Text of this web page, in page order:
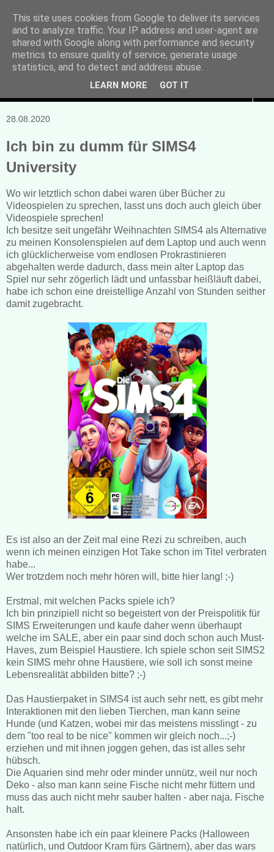
Manuela Sonntag
Bücher, Blogs & mehr
28.08.2020
Ich bin zu dumm für SIMS4
University
Wo wir letztlich schon dabei waren über Bücher zu
Videospielen zu sprechen, lasst uns doch auch gleich über
Videospiele sprechen!
Ich besitze seit ungefähr Weihnachten SIMS4 als Alternative
zu meinen Konsolenspielen auf dem Laptop und auch wenn
ich glücklicherweise vom endlosen Prokrastinieren
abgehalten werde dadurch, dass mein alter Laptop das
Spiel nur sehr zögerlich lädt und unfassbar heißläuft dabei,
habe ich schon eine dreistellige Anzahl von Stunden seither
damit zugebracht.
Es ist also an der Zeit mal eine Rezi zu schreiben, auch
wenn ich meinen einzigen Hot Take schon im Titel verbraten
habe...
Wer trotzdem noch mehr hören will, bitte hier lang! ;-)
Erstmal, mit welchen Packs spiele ich?
Ich bin prinzipiell nicht so begeistert von der Preispolitik für
SIMS Erweiterungen und kaufe daher wenn überhaupt
welche im SALE, aber ein paar sind doch schon auch Must-
Haves, zum Beispiel Haustiere. Ich spiele schon seit SIMS2
kein SIMS mehr ohne Haustiere, wie soll ich sonst meine
Lebensrealität abbilden bitte? ;-)
Das Haustierpaket in SIMS4 ist auch sehr nett, es gibt mehr
Interaktionen mit den lieben Tierchen, man kann seine
Hunde (und Katzen, wobei mir das meistens misslingt - zu
dem "too real to be nice" kommen wir gleich noch...;-)
erziehen und mit ihnen joggen gehen, das ist alles sehr
hübsch.
Die Aquarien sind mehr oder minder unnütz, weil nur noch
Deko - also man kann seine Fische nicht mehr füttern und
muss das auch nicht mehr sauber halten - aber naja. Fische
halt.
Ansonsten habe ich ein paar kleinere Packs (Halloween
natürlich, und Outdoor Kram fürs Gärtnern), aber das wars
This site uses cookies from Google to deliver its services
and to analyze traffic. Your IP address and user-agent are
shared with Google along with performance and security
metrics to ensure quality of service, generate usage
statistics, and to detect and address abuse.
LEARN MORE GOT IT